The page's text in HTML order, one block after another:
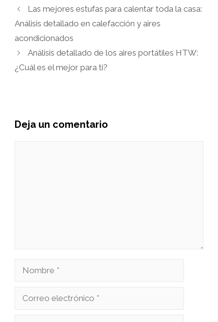
Las mejores estufas para calentar toda la casa:
Análisis detallado en calefacción y aires
acondicionados
Análisis detallado de los aires portátiles HTW:
¿Cuál es el mejor para ti?
Deja un comentario
Nombre
Correo